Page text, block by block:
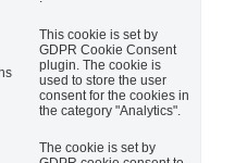
This cookie is set by
GDPR Cookie Consent
plugin. The cookie is
used to store the user
consent for the cookies in
the category "Analytics".
The cookie is set by